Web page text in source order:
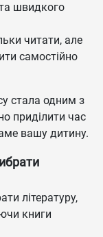
швидкого
читати, але
самостійно
стала одним з
приділити час
вашу дитину.
літературу,
книги